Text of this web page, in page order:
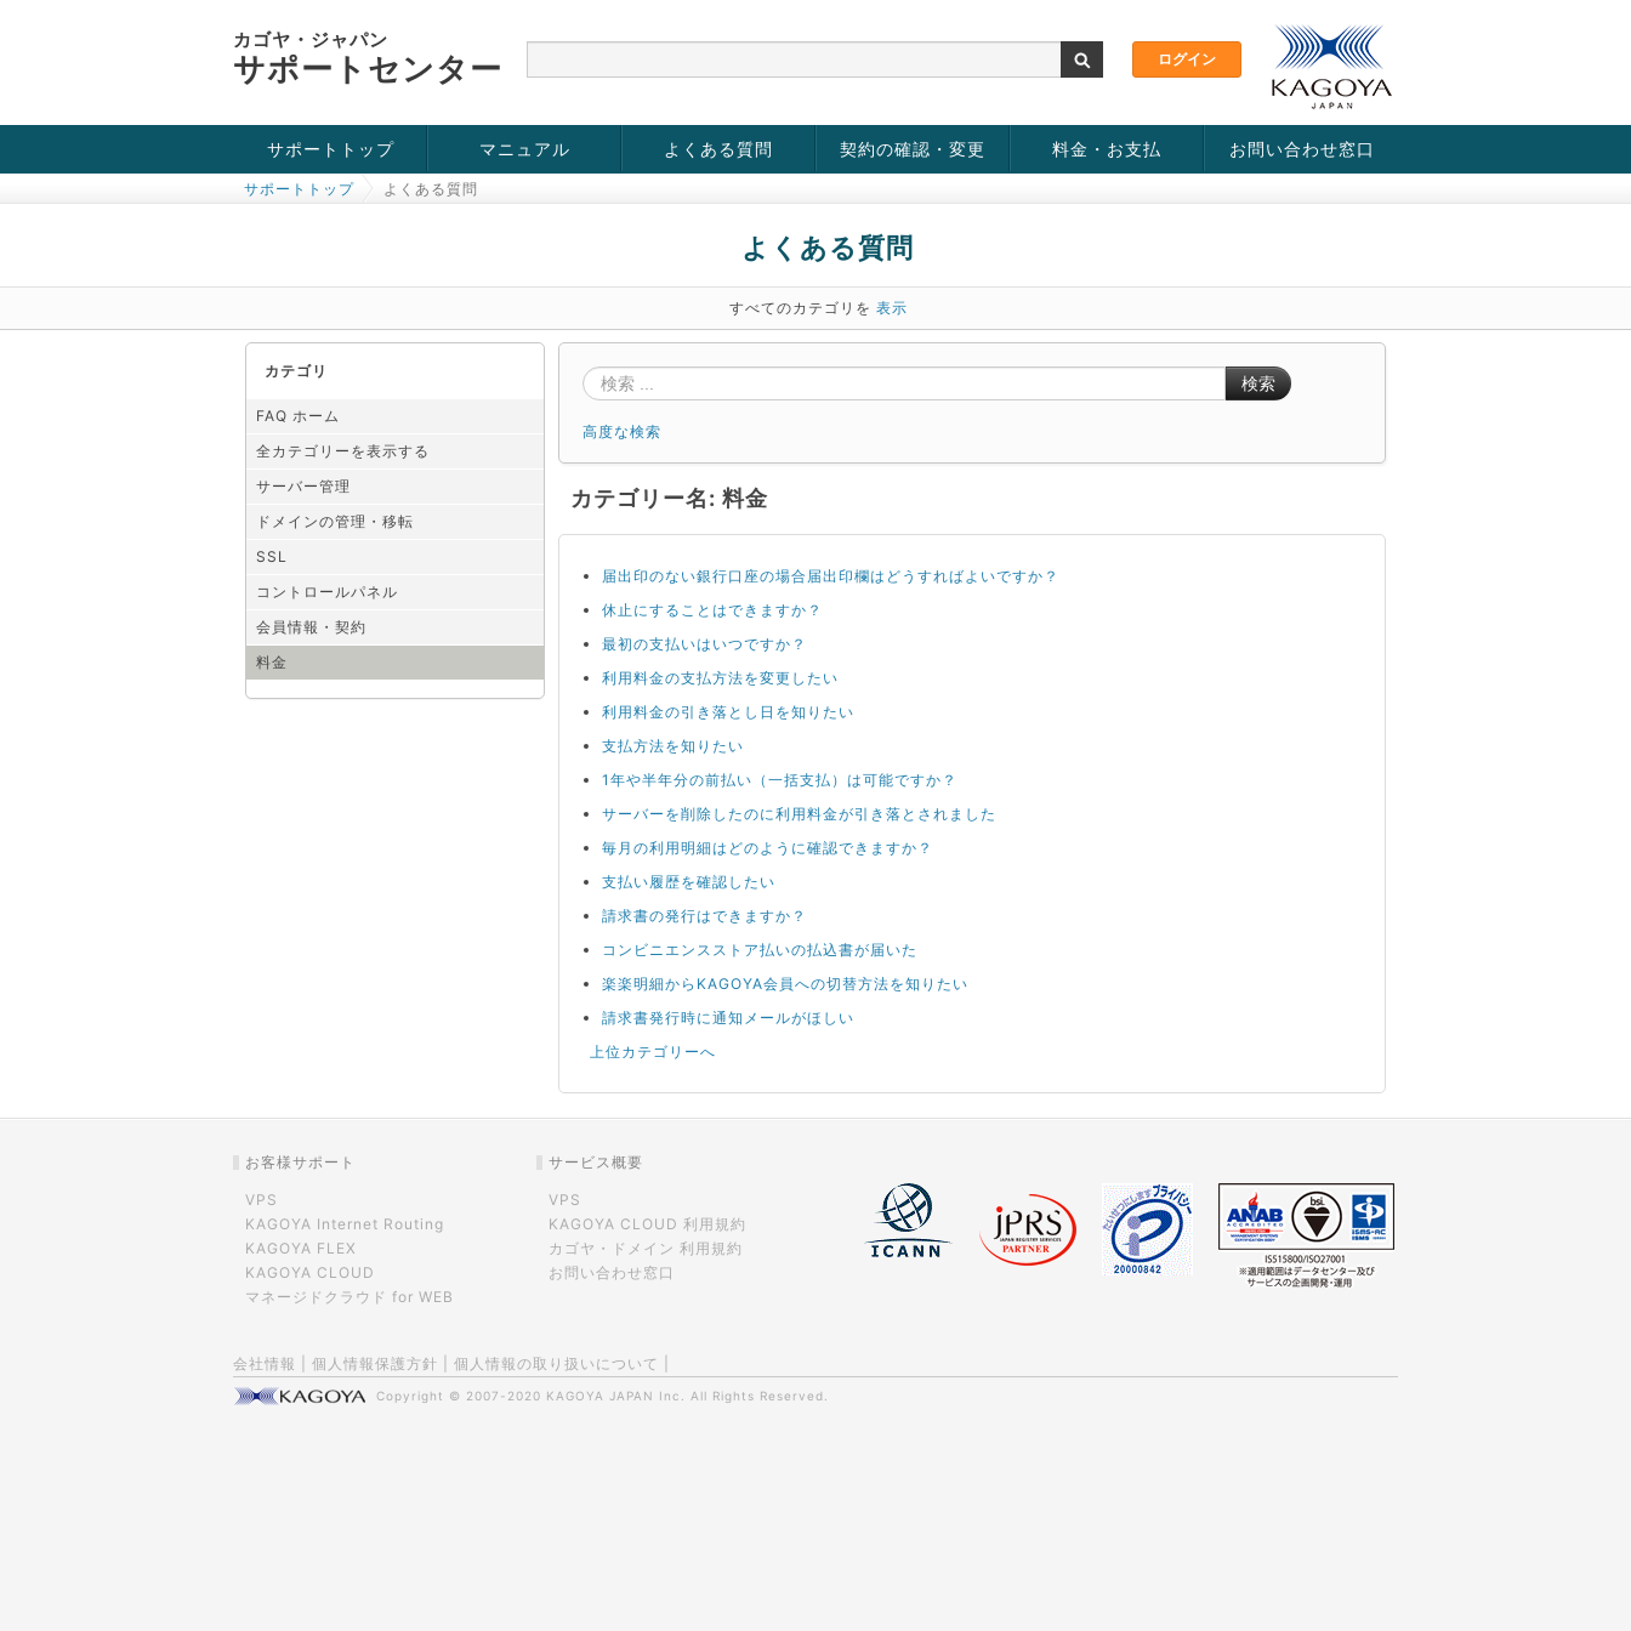
カゴヤ・ジャパン
サポートセンター
サポートトップ
お役立ち情報
チュートリアル
障害・メンテナンス情報
マニュアル よくある質問 契約の確認・変更 料金・お支払 お問い合わせ窓口
サポートトップ よくある質問
よくある質問
すべてのカテゴリを 表示
カテゴリ
FAQ ホーム
全カテゴリーを表示する
サーバー管理
ドメインの管理・移転
SSL
コントロールパネル
会員情報・契約
料金
検索
高度な検索
カテゴリー名: 料金
届出印のない銀行口座の場合届出印欄はどうすればよいですか？
休止にすることはできますか？
最初の支払いはいつですか？
利用料金の支払方法を変更したい
利用料金の引き落とし日を知りたい
支払方法を知りたい
1年や半年分の前払い（一括支払）は可能ですか？
サーバーを削除したのに利用料金が引き落とされました
毎月の利用明細はどのように確認できますか？
支払い履歴を確認したい
請求書の発行はできますか？
コンビニエンスストア払いの払込書が届いた
楽楽明細からKAGOYA会員への切替方法を知りたい
請求書発行時に通知メールがほしい
上位カテゴリーへ
お客様サポート
VPS
KAGOYA Internet Routing
KAGOYA FLEX
KAGOYA CLOUD
マネージドクラウド for WEB
サービス概要
VPS
KAGOYA CLOUD 利用規約
カゴヤ・ドメイン 利用規約
お問い合わせ窓口
会社情報 個人情報保護方針 個人情報の取り扱いについて
Copyright © 2007-2020 KAGOYA JAPAN Inc. All Rights Reserved.